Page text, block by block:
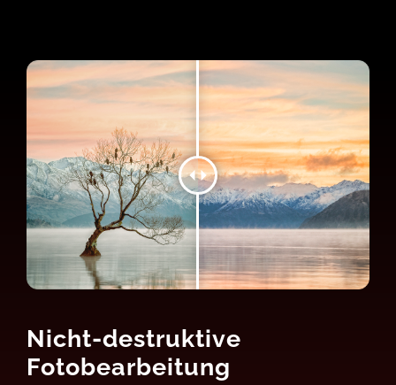
Nicht-destruktive
Fotobearbeitung